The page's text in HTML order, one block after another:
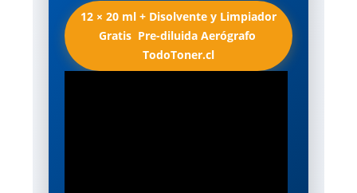
12 × 20 ml + Disolvente y Limpiador
Gratis  Pre-diluida Aerógrafo 
TodoToner.cl